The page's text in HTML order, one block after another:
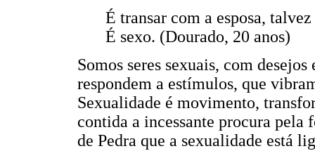
É transar com a esposa,
É sexo. (Dourado, 20 anos)
Somos seres sexuais, com
respondem a estímulos, que
Sexualidade é movimento,
contida a incessante procura pela
de Pedra que a sexualidade está